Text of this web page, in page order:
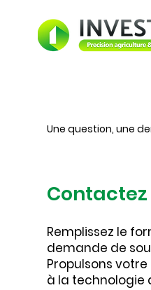
Une question, une
Remplissez le
demande de
Propulsons
à la technologie